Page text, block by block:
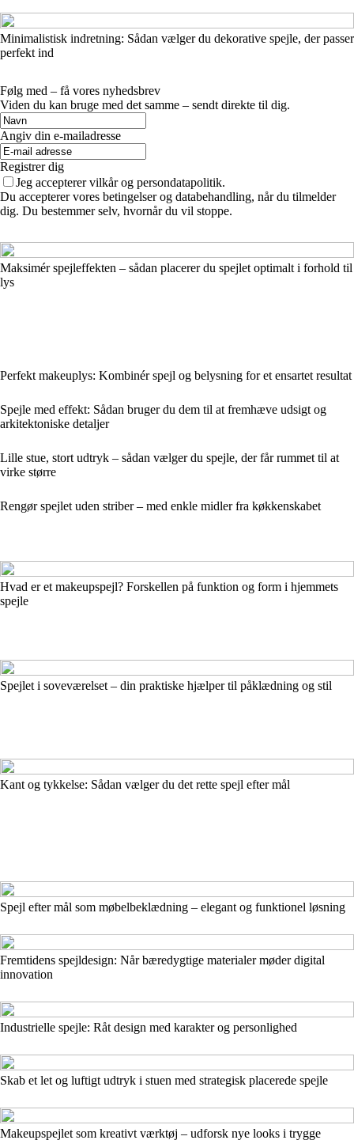
Minimalistisk indretning: Sådan vælger du dekorative spejle, der passer
perfekt ind
Følg med – få vores nyhedsbrev
Viden du kan bruge med det samme – sendt direkte til dig.
Angiv din e-mailadresse
Registrer dig
Jeg accepterer vilkår og persondatapolitik.
Du accepterer vores betingelser og databehandling, når du tilmelder
dig. Du bestemmer selv, hvornår du vil stoppe.
Maksimér spejleffekten – sådan placerer du spejlet optimalt i forhold til
lys
Perfekt makeuplys: Kombinér spejl og belysning for et ensartet resultat
Spejle med effekt: Sådan bruger du dem til at fremhæve udsigt og
arkitektoniske detaljer
Lille stue, stort udtryk – sådan vælger du spejle, der får rummet til at
virke større
Rengør spejlet uden striber – med enkle midler fra køkkenskabet
Hvad er et makeupspejl? Forskellen på funktion og form i hjemmets
spejle
Spejlet i soveværelset – din praktiske hjælper til påklædning og stil
Kant og tykkelse: Sådan vælger du det rette spejl efter mål
Spejl efter mål som møbelbeklædning – elegant og funktionel løsning
Fremtidens spejldesign: Når bæredygtige materialer møder digital
innovation
Industrielle spejle: Råt design med karakter og personlighed
Skab et let og luftigt udtryk i stuen med strategisk placerede spejle
Makeupspejlet som kreativt værktøj – udforsk nye looks i trygge